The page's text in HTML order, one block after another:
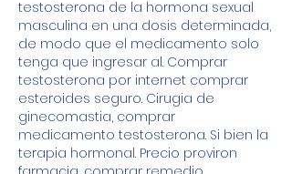
testosterona de la hormona sexual
masculina en una dosis determinada,
de modo que el medicamento solo
tenga que ingresar al. Comprar
testosterona por internet comprar
esteroides seguro. Cirugia de
ginecomastia, comprar
medicamento testosterona. Si bien la
terapia hormonal. Precio proviron